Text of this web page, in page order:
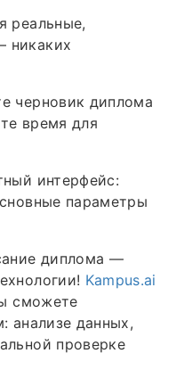
реальные,
никаких
черновик диплома
время для
интерфейс:
параметры
диплома —
Kampus.ai
сможете
анализе данных,
проверке